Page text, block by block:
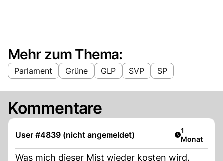
Mehr zum Thema:
Parlament Grüne GLP SVP SP
Kommentare
User #4839 (nicht angemeldet) Artikel
1
Monat
Was mich dieser Mist wieder kosten wird.